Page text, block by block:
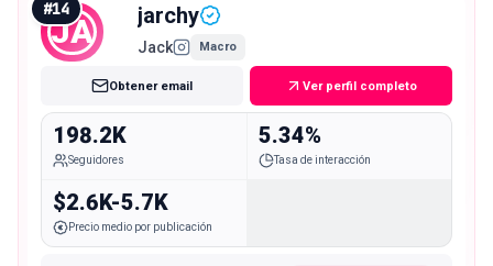
JA
#14 jarchy
Jack Macro
Obtener email Ver perfil completo
198.2K
Seguidores
5.34%
Tasa de interacción
$2.6K-5.7K
Precio medio por publicación